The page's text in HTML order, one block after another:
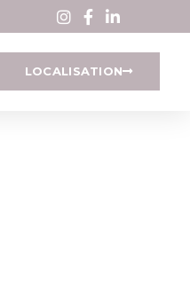
LOCALISATION